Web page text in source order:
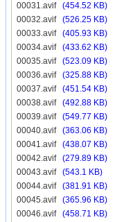
00031.avif (454.52 KB)
00032.avif (526.25 KB)
00033.avif (405.93 KB)
00034.avif (433.62 KB)
00035.avif (523.09 KB)
00036.avif (325.88 KB)
00037.avif (451.54 KB)
00038.avif (492.88 KB)
00039.avif (549.77 KB)
00040.avif (363.06 KB)
00041.avif (438.07 KB)
00042.avif (279.89 KB)
00043.avif (543.1 KB)
00044.avif (381.91 KB)
00045.avif (365.96 KB)
00046.avif (458.71 KB)